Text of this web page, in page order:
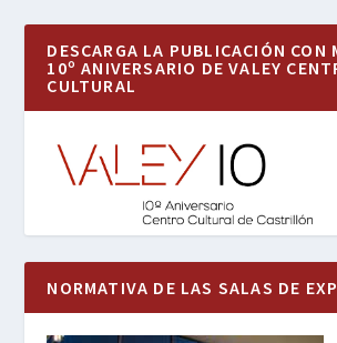
DESCARGA LA PUBLICACIÓN CON
10º ANIVERSARIO DE VALEY
CULTURAL
NORMATIVA DE LAS SALAS DE